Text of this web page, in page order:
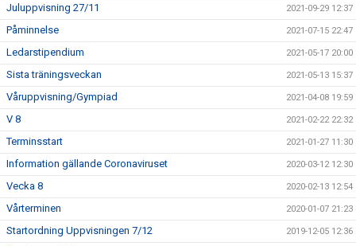
Juluppvisning 27/11 2021-09-29 12:37
Påminnelse 2021-07-15 22:47
Ledarstipendium 2021-05-17 20:00
Sista träningsveckan 2021-05-13 15:37
Våruppvisning/Gympiad 2021-04-08 19:59
V 8 2021-02-22 22:32
Terminsstart 2021-01-27 11:30
Information gällande Coronaviruset 2020-03-12 12:30
Vecka 8 2020-02-13 12:54
Vårterminen 2020-01-07 21:23
Startordning Uppvisningen 7/12 2019-12-05 12:36